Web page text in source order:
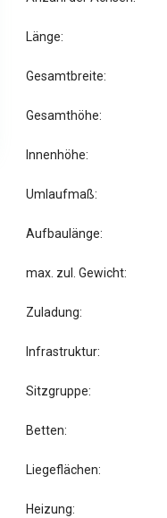
Länge:
Gesamtbreite:
Gesamthöhe:
Innenhöhe:
Umlaufmaß:
Aufbaulänge:
max. zul. Gewicht:
Zuladung:
Infrastruktur:
Sitzgruppe:
Betten:
Liegeflächen:
Heizung: